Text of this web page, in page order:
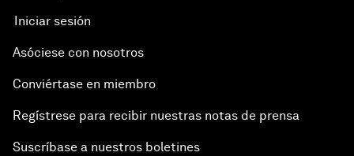
Iniciar sesión
Asóciese con nosotros
Conviértase en miembro
Regístrese para recibir nuestras notas de prensa
Suscríbase a nuestros boletines